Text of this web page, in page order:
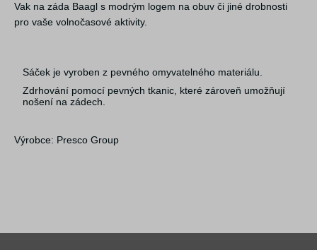
Vak na záda Baagl s modrým logem na obuv či jiné drobnosti
pro vaše volnočasové aktivity.
Sáček je vyroben z pevného omyvatelného materiálu.
Zdrhování pomocí pevných tkanic, které zároveň umožňují
nošení na zádech.
Výrobce: Presco Group